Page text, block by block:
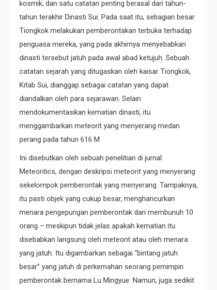
kosmik, dan satu catatan penting berasal dari tahun-
tahun terakhir Dinasti Sui. Pada saat itu, sebagian besar
Tiongkok melakukan pemberontakan terbuka terhadap
penguasa mereka, yang pada akhirnya menyebabkan
dinasti tersebut jatuh pada awal abad ketujuh. Sebuah
catatan sejarah yang ditugaskan oleh kaisar Tiongkok,
Kitab Sui, dianggap sebagai catatan yang dapat
diandalkan oleh para sejarawan. Selain
mendokumentasikan kematian dinasti, itu
menggambarkan meteorit yang menyerang medan
perang pada tahun 616 M
Ini disebutkan oleh sebuah penelitian di jurnal
Meteoritics, dengan deskripsi meteorit yang menyerang
sekelompok pemberontak yang menyerang. Tampaknya,
itu pasti objek yang cukup besar, menghancurkan
menara pengepungan pemberontak dan membunuh 10
orang – meskipun tidak jelas apakah kematian itu
disebabkan langsung oleh meteorit atau oleh menara
yang jatuh. Itu digambarkan sebagai “bintang jatuh
besar” yang jatuh di perkemahan seorang pemimpin
pemberontak bernama Lu Mingyue. Namun, juga sedikit